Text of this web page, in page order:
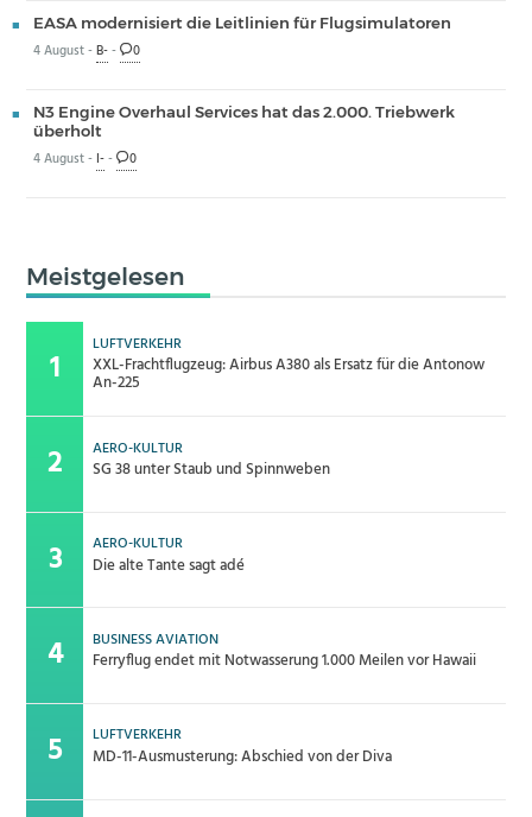
EASA modernisiert die Leitlinien für Flugsimulatoren
4 August -B-- 0
N3 Engine Overhaul Services hat das 2.000. Triebwerk
überholt
4 August - I-- 0
Meistgelesen
LUFTVERKEHR
XXL-Frachtflugzeug: Airbus A380 als Ersatz für die Antonow
An-225
AERO-KULTUR
SG 38 unter Staub und Spinnweben
AERO-KULTUR
Die alte Tante sagt adé
BUSINESS AVIATION
Ferryflug endet mit Notwasserung 1.000 Meilen vor Hawaii
LUFTVERKEHR
MD-11-Ausmusterung: Abschied von der Diva